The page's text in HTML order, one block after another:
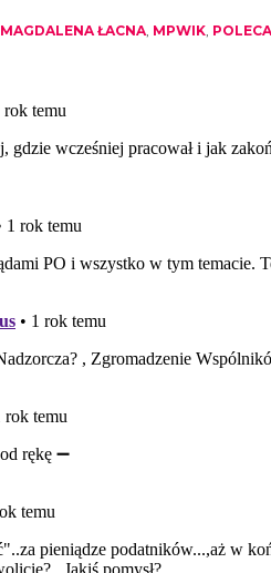
MAGDALENA ŁACNA, MPWIK,